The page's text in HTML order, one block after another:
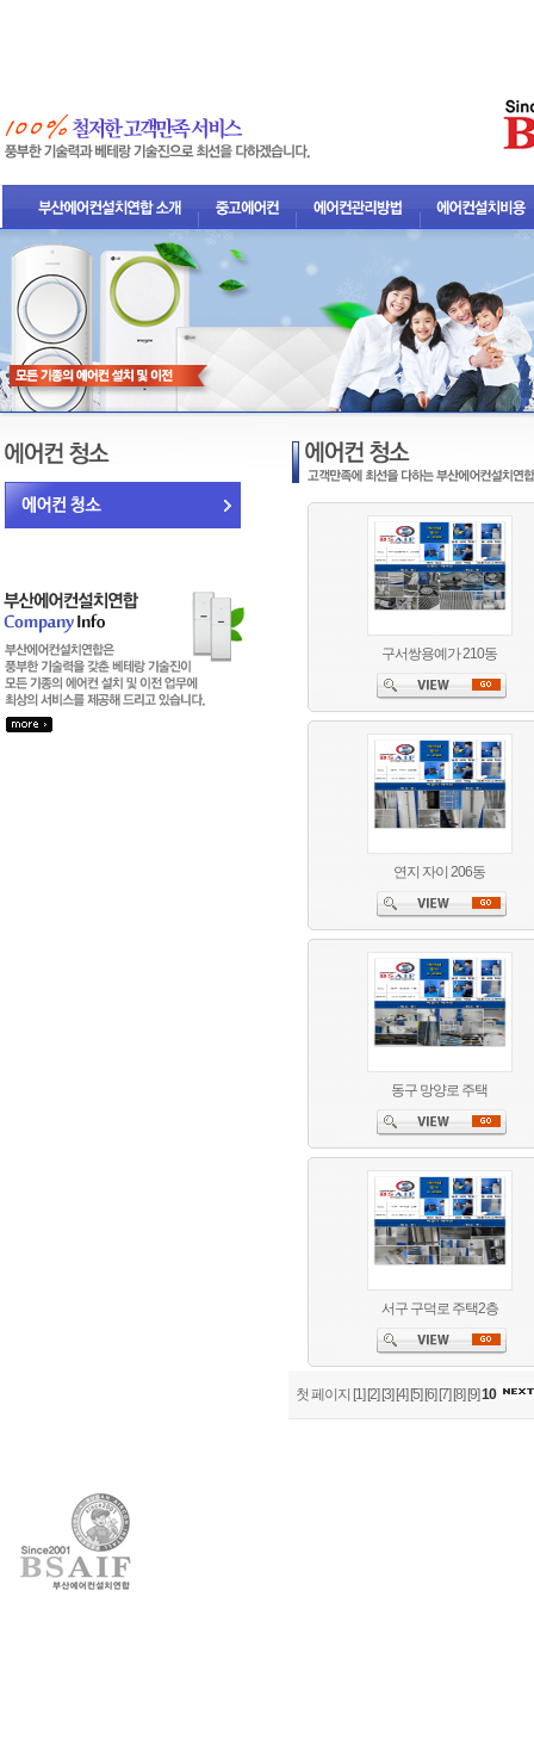
구서쌍용예가 210동
연지 자이 206동
동구 망양로 주택
서구 구덕로 주택2층
첫 페이지 [1] [2] [3] [4] [5] [6] [7] [8] [9]10